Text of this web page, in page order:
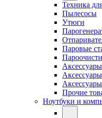
Техника
Пылесосы
Утюги
Паровые
Прочие
Ноутбуки и